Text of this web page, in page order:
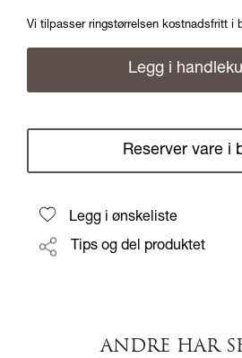
Vi tilpasser ringstørrelsen kostnadsfritt i
Legg i
Reserver vare i
Legg i ønskeliste
Tips og del produktet
ANDRE HAR